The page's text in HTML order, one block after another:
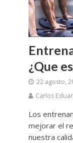
¿Que
22 agosto,
Carlos
Los
mejorar el
nuestra